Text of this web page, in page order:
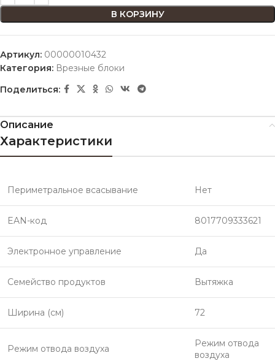
В КОРЗИНУ
Артикул: 00000010432
Категория: Врезные блоки
Поделиться:
Описание
Характеристики
Периметральное всасывание Нет
EAN-код 8017709333621
Электронное управление Да
Семейство продуктов Вытяжка
Ширина (см) 72
Режим отвода воздуха
Режим отвода
воздуха